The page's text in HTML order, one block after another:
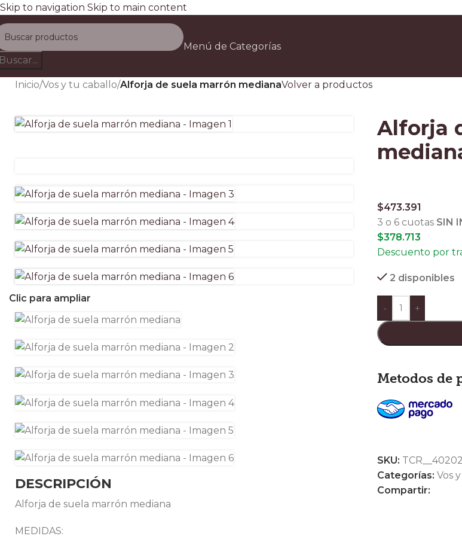
Skip to navigation Skip to main content
Envío gratis a todo el país en compras superiores a $90.000 por Correo Argentino (No
Descuento ESPECIAL por transferencia bancaria
Menú de Categorías
Inicio/Vos y tu caballo/Alforja de suela marrón medianaVolver a productos
Clic para ampliar
DESCRIPCIÓN
Alforja de suela marrón mediana
MEDIDAS:
Alforja
$473.391
3 o 6 cuotas SIN
$378.713
Descuento por
2 disponibles
- +
Metodos de
SKU:
Categorías: Vos
Compartir: